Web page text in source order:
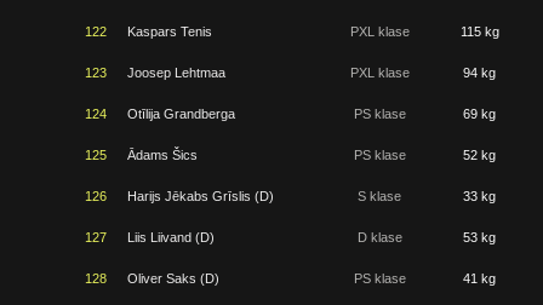
122 Kaspars Tenis PXL klase 115 kg
123 Joosep Lehtmaa PXL klase 94 kg
124 Otīlija Grandberga PS klase 69 kg
125 Ādams Šics PS klase 52 kg
126 Harijs Jēkabs Grīslis (D) S klase 33 kg
127 Liis Liivand (D) D klase 53 kg
128 Oliver Saks (D) PS klase 41 kg